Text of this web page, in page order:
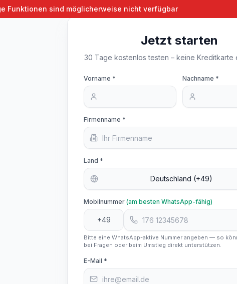
Funktionen sind möglicherweise nicht verfügbar
Jetzt starten
30 Tage kostenlos testen – keine Kreditkarte
Vorname * Nachname *
Firmenname *
Land *
Deutschland (+49)
Mobilnummer(am besten WhatsApp-fähig)
+49
Bitte eine WhatsApp-aktive Nummer angeben — so
bei Fragen oder beim Umstieg direkt unterstützen.
E-Mail *